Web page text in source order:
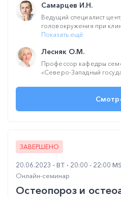
Самарцев И.Н.
Ведущий специалист
головокружения при
Показать ещё
Лесняк О.М.
Профессор кафедры
«Северо-Западный
ЗАВЕРШЕНО
20.06.2023 ВТ 20:00 - 22:00
Онлайн-семинар
Остеопороз и